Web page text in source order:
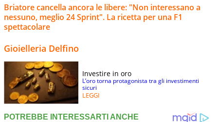
Briatore cancella ancora le libere: "Non interessano a
nessuno, meglio 24 Sprint". La ricetta per una F1
spettacolare
Gioielleria Delfino
Investire in oro
L’oro torna protagonista tra gli investimenti
sicuri
LEGGI